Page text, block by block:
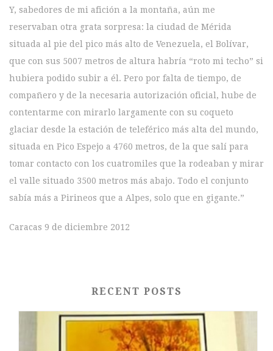
Y, sabedores de mi afición a la montaña, aún me
reservaban otra grata sorpresa: la ciudad de Mérida
situada al pie del pico más alto de Venezuela, el Bolívar,
que con sus 5007 metros de altura habría “roto mi techo” si
hubiera podido subir a él. Pero por falta de tiempo, de
compañero y de la necesaria autorización oficial, hube de
contentarme con mirarlo largamente con su coqueto
glaciar desde la estación de teleférico más alta del mundo,
situada en Pico Espejo a 4760 metros, de la que salí para
tomar contacto con los cuatromiles que la rodeaban y mirar
el valle situado 3500 metros más abajo. Todo el conjunto
sabía más a Pirineos que a Alpes, solo que en gigante.”
Caracas 9 de diciembre 2012
RECENT POSTS